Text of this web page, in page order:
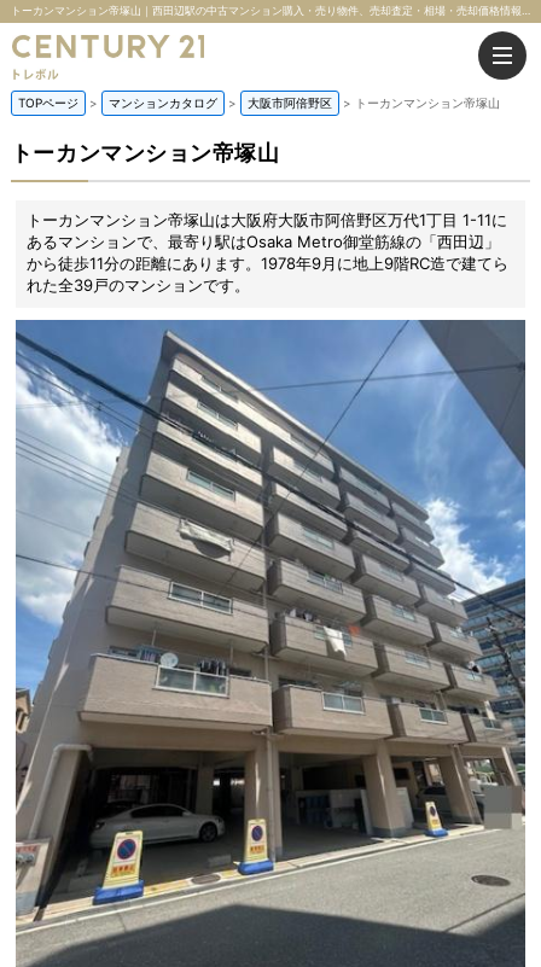
TOPページ マンションカタログ 大阪市阿倍野区 トーカンマンション帝塚山
トーカンマンション帝塚山
トーカンマンション帝塚山は大阪府大阪市阿倍野区万代1丁目 1-11に
あるマンションで、最寄り駅はOsaka Metro御堂筋線の「西田辺」
から徒歩11分の距離にあります。1978年9月に地上9階RC造で建てら
れた全39戸のマンションです。